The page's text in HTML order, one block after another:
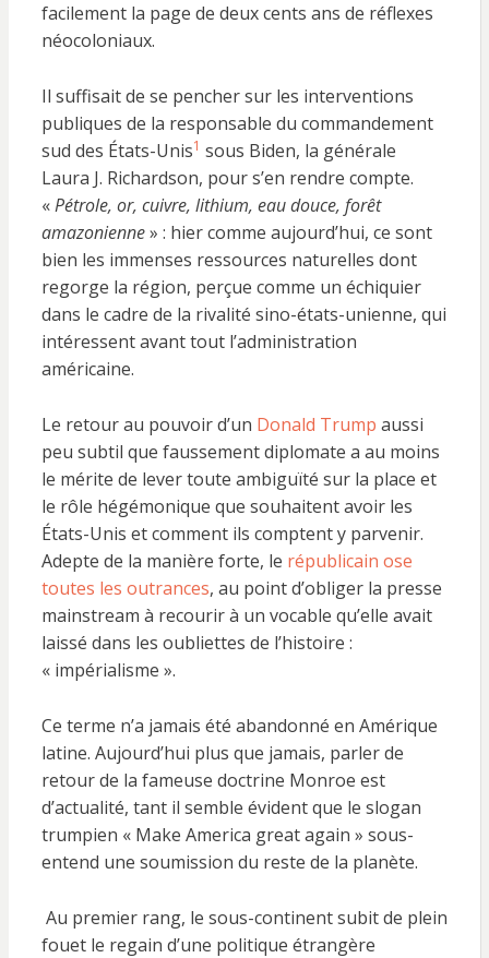
facilement la page de deux cents ans de réflexes
néocoloniaux.
Il suffisait de se pencher sur les interventions
publiques de la responsable du commandement
sud des États-Unis1 sous Biden, la générale
Laura J. Richardson, pour s’en rendre compte.
«Pétrole, or, cuivre, lithium, eau douce, forêt
amazonienne» : hier comme aujourd’hui, ce sont
bien les immenses ressources naturelles dont
regorge la région, perçue comme un échiquier
dans le cadre de la rivalité sino-états-unienne, qui
intéressent avant tout l’administration
américaine.
Le retour au pouvoir d’un Donald Trump aussi
peu subtil que faussement diplomate a au moins
le mérite de lever toute ambiguïté sur la place et
le rôle hégémonique que souhaitent avoir les
États-Unis et comment ils comptent y parvenir.
Adepte de la manière forte, le républicain ose
toutes les outrances, au point d’obliger la presse
mainstream à recourir à un vocable qu’elle avait
laissé dans les oubliettes de l’histoire :
« impérialisme ».
Ce terme n’a jamais été abandonné en Amérique
latine. Aujourd’hui plus que jamais, parler de
retour de la fameuse doctrine Monroe est
d’actualité, tant il semble évident que le slogan
trumpien « Make America great again » sous-
entend une soumission du reste de la planète.
Au premier rang, le sous-continent subit de plein
fouet le regain d’une politique étrangère